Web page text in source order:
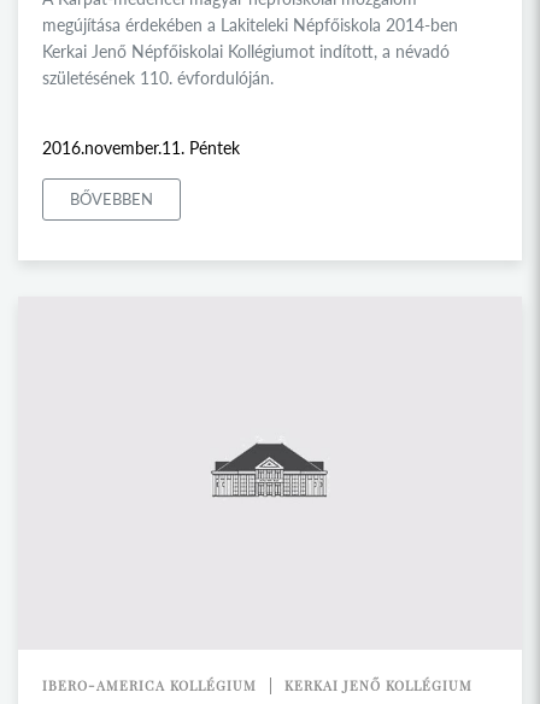
megújítása érdekében a Lakiteleki Népfőiskola 2014-ben
Kerkai Jenő Népfőiskolai Kollégiumot indított, a névadó
születésének 110. évfordulóján.
2016.november.11. Péntek
BŐVEBBEN
IBERO-AMERICA KOLLÉGIUM KERKAI JENŐ KOLLÉGIUM